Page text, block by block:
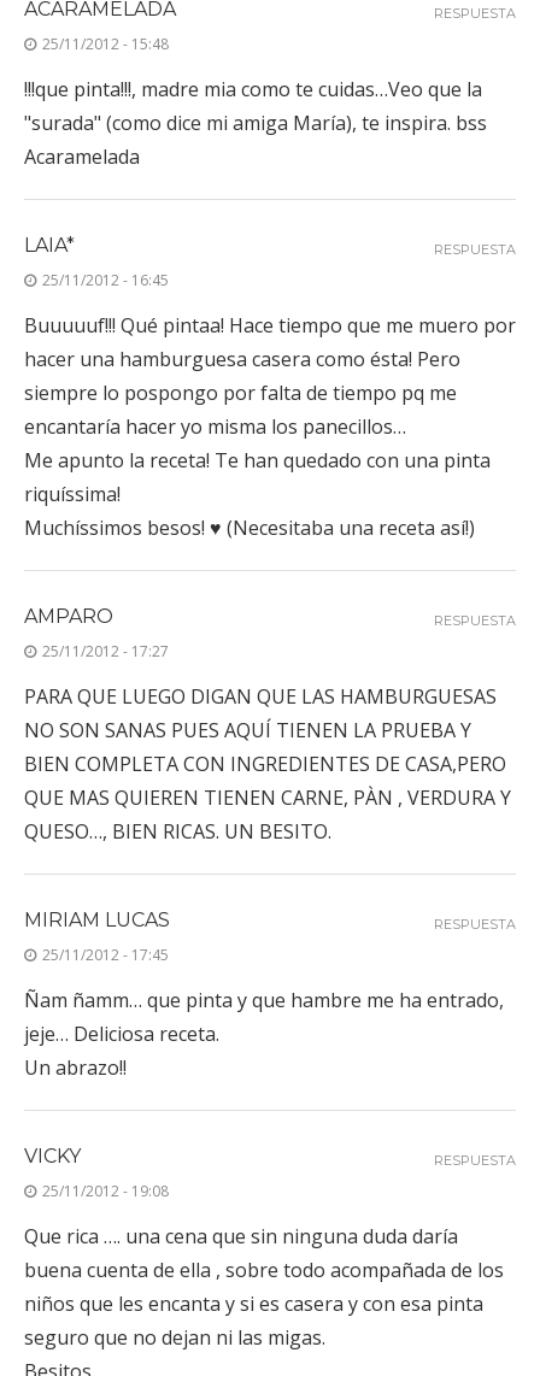
ACARAMELADA
25/11/2012 - 15:48
!!!que pinta!!!, madre mia como te cuidas…Veo que la
"surada" (como dice mi amiga María), te inspira. bss
Acaramelada
RESPUESTA
LAIA*
25/11/2012 - 16:45
Buuuuuf!!! Qué pintaa! Hace tiempo que me muero por
hacer una hamburguesa casera como ésta! Pero
siempre lo pospongo por falta de tiempo pq me
encantaría hacer yo misma los panecillos…
Me apunto la receta! Te han quedado con una pinta
riquíssima!
Muchíssimos besos! ♥ (Necesitaba una receta así!)
RESPUESTA
AMPARO
25/11/2012 - 17:27
PARA QUE LUEGO DIGAN QUE LAS HAMBURGUESAS
NO SON SANAS PUES AQUÍ TIENEN LA PRUEBA Y
BIEN COMPLETA CON INGREDIENTES DE CASA,PERO
QUE MAS QUIEREN TIENEN CARNE, PÀN , VERDURA Y
QUESO…, BIEN RICAS. UN BESITO.
RESPUESTA
MIRIAM LUCAS
25/11/2012 - 17:45
Ñam ñamm… que pinta y que hambre me ha entrado,
jeje… Deliciosa receta.
Un abrazo!!
RESPUESTA
VICKY
25/11/2012 - 19:08
Que rica …. una cena que sin ninguna duda daría
buena cuenta de ella , sobre todo acompañada de los
niños que les encanta y si es casera y con esa pinta
seguro que no dejan ni las migas.
RESPUESTA